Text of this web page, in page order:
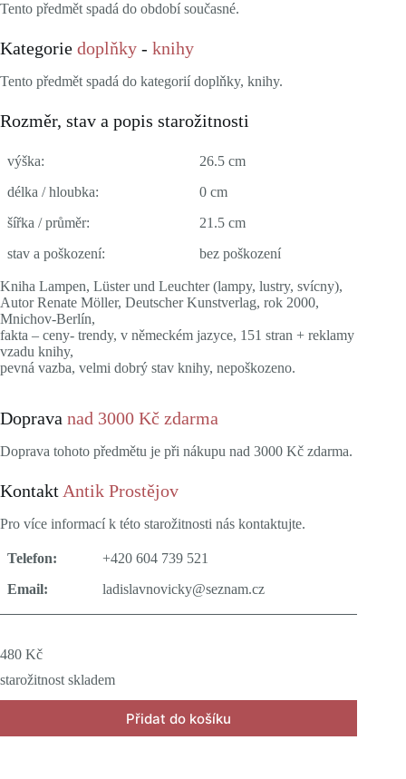
Tento předmět spadá do období současné.
Kategorie doplňky - knihy
Tento předmět spadá do kategorií doplňky, knihy.
Rozměr, stav a popis starožitnosti
výška:
26.5 cm
délka / hloubka:
0 cm
šířka / průměr:
21.5 cm
stav a poškození:
bez poškození
Kniha Lampen, Lüster und Leuchter (lampy, lustry, svícny),
Autor Renate Möller, Deutscher Kunstverlag, rok 2000,
Mnichov-Berlín,
fakta – ceny- trendy, v německém jazyce, 151 stran + reklamy
vzadu knihy,
pevná vazba, velmi dobrý stav knihy, nepoškozeno.
Doprava nad 3000 Kč zdarma
Doprava tohoto předmětu je při nákupu nad 3000 Kč zdarma.
Kontakt Antik Prostějov
Pro více informací k této starožitnosti nás kontaktujte.
Telefon:
+420 604 739 521
Email:
ladislavnovicky@seznam.cz
480 Kč
starožitnost skladem
Přidat do košíku